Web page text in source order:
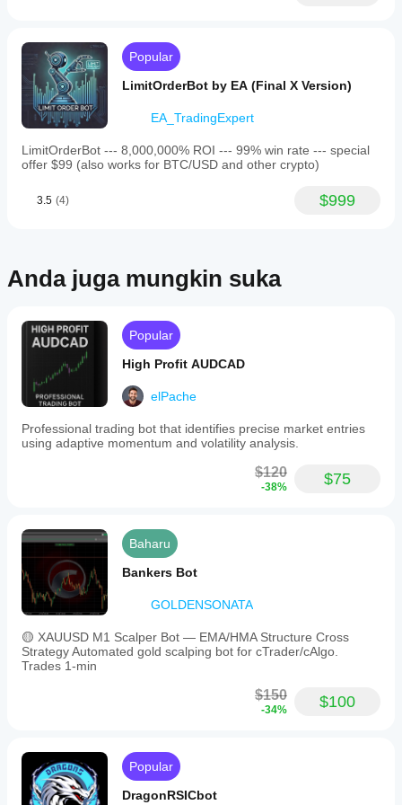
sejarah
dalam
cTrader
Windows
dan Mac.
disediakan.
Prestasi
mungkin
berbeza-
beza
bergantung
pada syarat
broker,
spread dan
Menguji bot
membantu
anda
prestasi bot
tersebut
penggunaan
sebenar.
Popular
LimitOrderBot by EA (Final X Version)
EA_TradingExpert
LimitOrderBot --- 8,000,000% ROI --- 99% win rate --- special
offer $99 (also works for BTC/USD and other crypto)
3.5 (4) $999
Anda juga mungkin suka
Popular
High Profit AUDCAD
elPache
Professional trading bot that identifies precise market entries
using adaptive momentum and volatility analysis.
$120
-38% $75
Baharu
Bankers Bot
GOLDENSONATA
🟡 XAUUSD M1 Scalper Bot — EMA/HMA Structure Cross
Strategy Automated gold scalping bot for cTrader/cAlgo.
Trades 1-min
$150
-34% $100
Popular
DragonRSICbot